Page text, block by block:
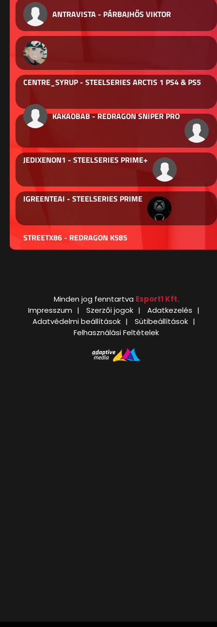
ANTRAVISTA - PÁRBAJHŐS VIKTOR
CENTRE_SYRUP - STEELSERIES ARCTIS 1 PS4 & PS5
KAKAOBAB - REDRAGON SNIPER PRO
JEDIXENON1 - STEELSERIES PRIME+
IGREENTEAI - STEELSERIES PRIME
STREETX86 - REDRAGON K585
Minden jog fenntartva Esport1 Kft.
Impresszum
Szerzői jogok
Adatkezelés
Adatvédelmi beállítások
Sütibeállítások
Felhasználási Feltételek